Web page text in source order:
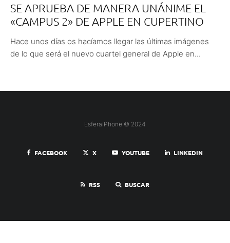
SE APRUEBA DE MANERA UNÁNIME EL
«CAMPUS 2» DE APPLE EN CUPERTINO
Hace unos días os hacíamos llegar las últimas imágenes
de lo que será el nuevo cuartel general de Apple en...
EsferaiPhone © 2024
FACEBOOK X YOUTUBE LINKEDIN
RSS BUSCAR